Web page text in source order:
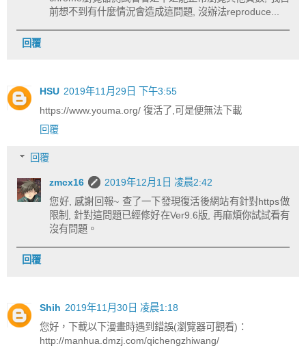
前想不到有什麼情況會造成這問題, 沒辦法reproduce...
回覆
HSU 2019年11月29日 下午3:55
https://www.youma.org/ 復活了,可是便無法下載
回覆
回覆
zmcx16
2019年12月1日 凌晨2:42
您好, 感謝回報~ 查了一下發現復活後網站有針對https做
限制, 針對這問題已經修好在Ver9.6版, 再麻煩你試試看有
沒有問題。
回覆
Shih 2019年11月30日 凌晨1:18
您好，下載以下漫畫時遇到錯誤(瀏覽器可觀看)：
http://manhua.dmzj.com/qichengzhiwang/